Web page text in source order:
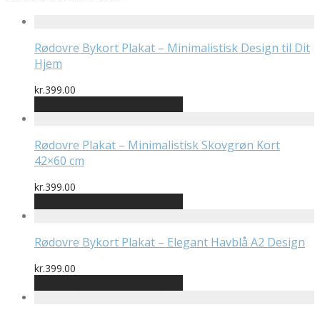
Rødovre Bykort Plakat – Minimalistisk Design til Dit
Hjem
kr.399.00
Rødovre Plakat – Minimalistisk Skovgrøn Kort
42×60 cm
kr.399.00
Rødovre Bykort Plakat – Elegant Havblå A2 Design
kr.399.00